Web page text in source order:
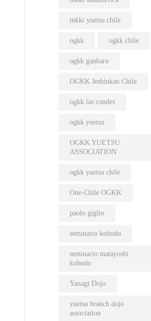
mkki yuetsu chile
ogkk ogkk chile
ogkk ganbaru
OGKK Jeshinkan Chile
ogkk las condes
ogkk yuetsu
OGKK YUETSU
ASSOCIATION
ogkk yuetsu chile
One-Chile OGKK
paolo giglio
seminario kobudo
seminario matayoshi
kobudo
Yanagi Dojo
yuetsu branch dojo
association